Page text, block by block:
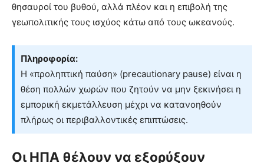
θησαυροί του βυθού, αλλά πλέον και η επιβολή της
γεωπολιτικής τους ισχύος κάτω από τους ωκεανούς.
Πληροφορία:
Η «προληπτική παύση» (precautionary pause) είναι η
θέση πολλών χωρών που ζητούν να μην ξεκινήσει η
εμπορική εκμετάλλευση μέχρι να κατανοηθούν
πλήρως οι περιβαλλοντικές επιπτώσεις.
Οι ΗΠΑ θέλουν να εξορύξουν